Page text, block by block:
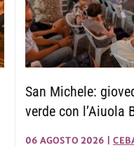
San Michele:
verde con l’Aiuola
06 AGOSTO 2026